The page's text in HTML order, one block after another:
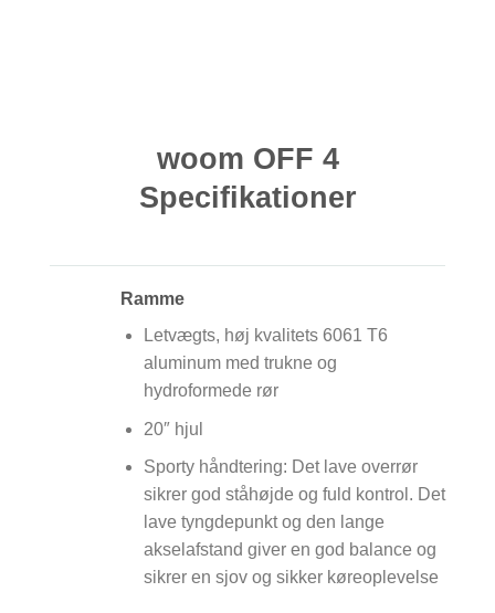
woom OFF 4
Specifikationer
Ramme
Letvægts, høj kvalitets 6061 T6
aluminum med trukne og
hydroformede rør
20″ hjul
Sporty håndtering: Det lave overrør
sikrer god ståhøjde og fuld kontrol. Det
lave tyngdepunkt og den lange
akselafstand giver en god balance og
sikrer en sjov og sikker køreoplevelse